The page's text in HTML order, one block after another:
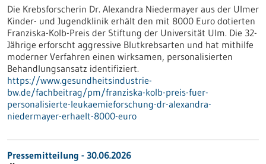
Die Krebsforscherin Dr. Alexandra Niedermayer aus der Ulmer
Kinder- und Jugendklinik erhält den mit 8000 Euro dotierten
Franziska-Kolb-Preis der Stiftung der Universität Ulm. Die 32-
Jährige erforscht aggressive Blutkrebsarten und hat mithilfe
moderner Verfahren einen wirksamen, personalisierten
Behandlungsansatz identifiziert.
https://www.gesundheitsindustrie-
bw.de/fachbeitrag/pm/franziska-kolb-preis-fuer-
personalisierte-leukaemieforschung-dr-alexandra-
niedermayer-erhaelt-8000-euro
Pressemitteilung - 30.06.2026